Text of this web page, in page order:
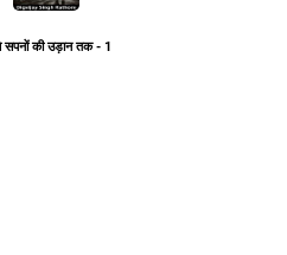
की उड़ान तक - 1